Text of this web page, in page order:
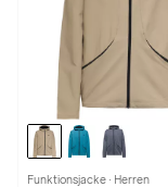
Funktionsjacke · Herren